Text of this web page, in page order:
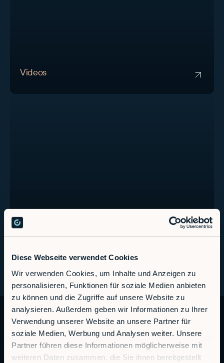
Diese Webseite verwendet Cookies
Wir verwenden Cookies, um Inhalte und Anzeigen zu
personalisieren, Funktionen für soziale Medien anbieten
zu können und die Zugriffe auf unsere Website zu
analysieren. Außerdem geben wir Informationen zu Ihrer
Verwendung unserer Website an unsere Partner für
soziale Medien, Werbung und Analysen weiter. Unsere
Partner führen diese Informationen möglicherweise mit
weiteren Daten zusammen, die Sie ihnen bereitgestellt
Videos
Glossar